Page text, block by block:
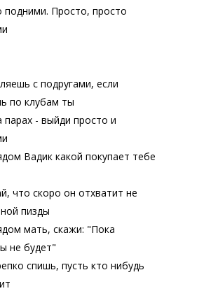
подними. Просто, просто
с подругами, если
по клубам ты
парах - выйди просто и
Вадик какой покупает тебе
что скоро он отхватит не
пизды
мать, скажи: "Пока
не будет"
спишь, пусть кто нибудь